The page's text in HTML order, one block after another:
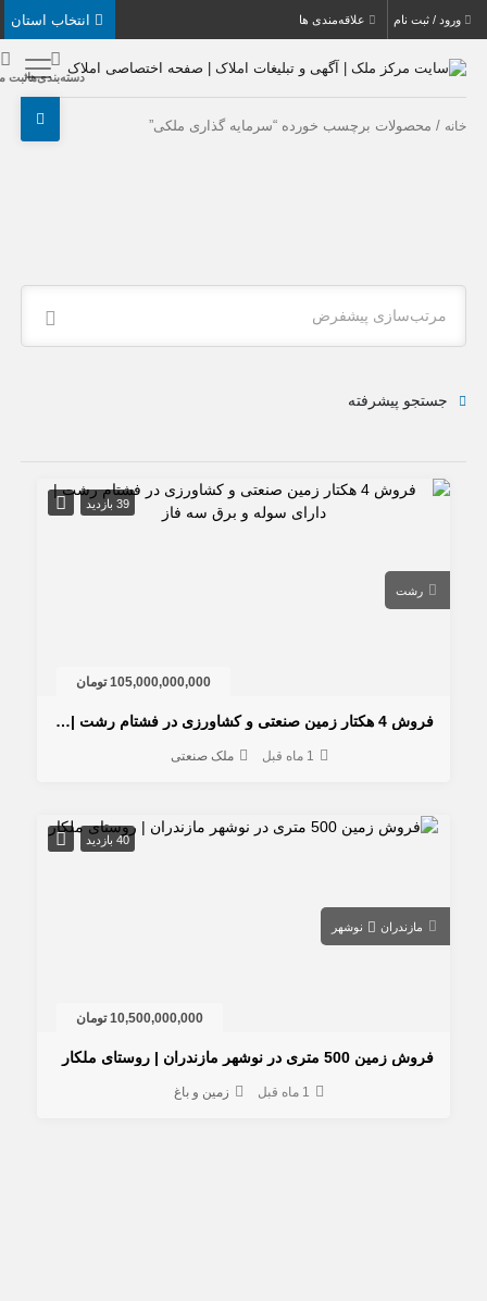
نام علاقه‌مندی ها
دسته‌بندی‌هاثبت ملک
برچسب خورده “سرمایه گذاری ملکی”
پیشفرض
پیشرفته
39 بازدید
105,000,000,000 تومان
فروش 4 هکتار زمین صنعتی و کشاورزی در فشتام رشت | دارای سوله و برق سه فاز
ملک صنعتی
40 بازدید
نوشهر
10,500,000,000 تومان
500 متری در نوشهر مازندران | روستای ملکار
زمین و باغ